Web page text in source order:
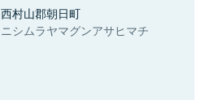
西村山郡朝日町
ニシムラヤマグンアサヒマチ